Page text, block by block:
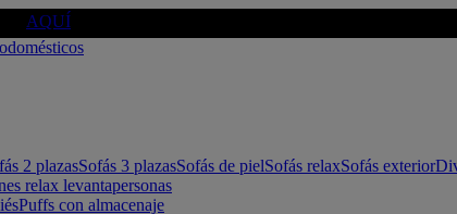
AQUÍ
2 plazasSofás 3 plazasSofás de pielSofás relaxSofás exterior
relax levantapersonas
Puffs con almacenaje